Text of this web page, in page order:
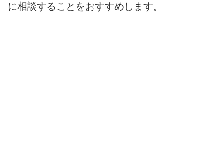
に相談することをおすすめします。